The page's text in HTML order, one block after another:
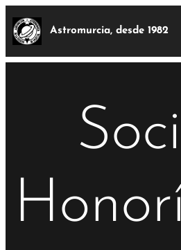
Astromurcia, desde 1982